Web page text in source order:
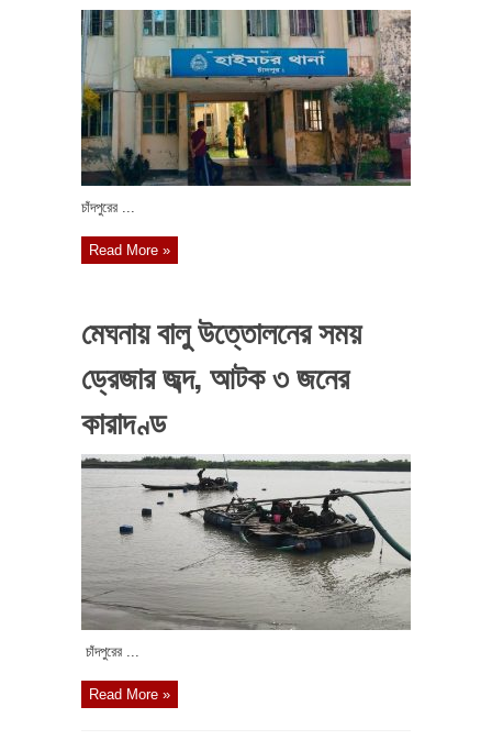
চাঁদপুরের ...
Read More »
মেঘনায় বালু উত্তোলনের সময়
ড্রেজার জব্দ, আটক ৩ জনের
কারাদণ্ড
চাঁদপুরের ...
Read More »